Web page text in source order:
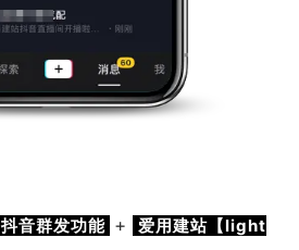
抖音群发功能 +
爱用建站【light